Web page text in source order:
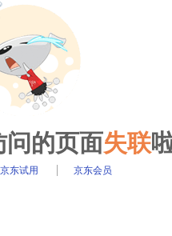
的页面失联
京东试用 京东会员